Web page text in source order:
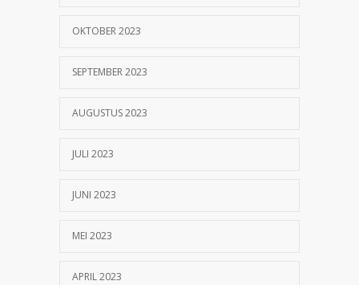
OKTOBER 2023
SEPTEMBER 2023
AUGUSTUS 2023
JULI 2023
JUNI 2023
MEI 2023
APRIL 2023